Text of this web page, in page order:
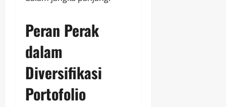
Peran Perak
dalam
Diversifikasi
Portofolio